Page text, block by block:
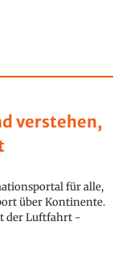
verstehen,
für alle,
über Kontinente.
der Luftfahrt -